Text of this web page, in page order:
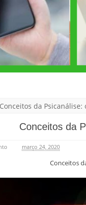
Conceitos da Psicanálise:
Conceitos da
março 24, 2020
Conceitos